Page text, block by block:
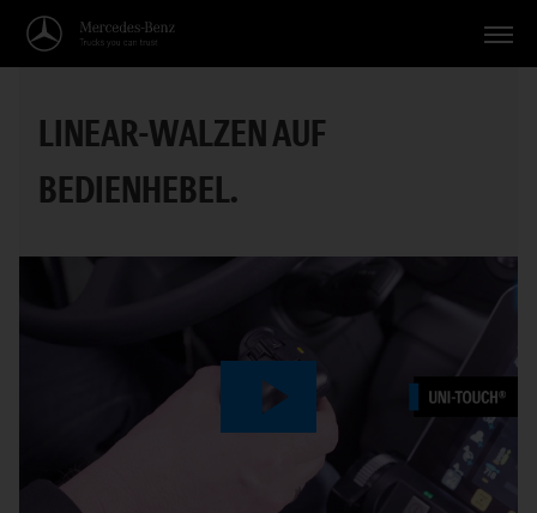
Anwendungen
Themen
Service
LINEAR-WALZEN AUF
BEDIENHEBEL.
Play
Video